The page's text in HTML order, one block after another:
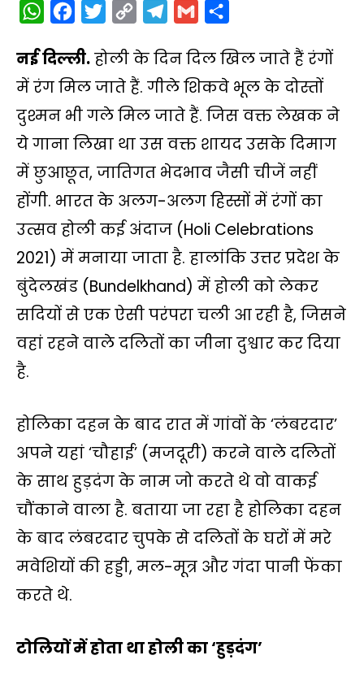
W
a
t
s
p
c
e
b
o
k
i
t
t
p
y
L
k
l
e
g
m
a
i
l
a
r
e
नई दिल्ली.होली के दिन दिल खिल जाते हैं रंगों
में रंग मिल जाते हैं. गीले शिकवे भूल के दोस्तों
दुश्मन भी गले मिल जाते हैं. जिस वक्त लेखक ने
ये गाना लिखा था उस वक्त शायद उसके दिमाग
में छुआछूत, जातिगत भेदभाव जैसी चीजें नहीं
होंगी. भारत के अलग-अलग हिस्सों में रंगों का
उत्सव होली कई अंदाज (Holi Celebrations
2021) में मनाया जाता है. हालांकि उत्तर प्रदेश के
बुंदेलखंड (Bundelkhand) में होली को लेकर
सदियों से एक ऐसी परंपरा चली आ रही है, जिसने
वहां रहने वाले दलितों का जीना दुश्वार कर दिया
है.
होलिका दहन के बाद रात में गांवों के ‘लंबरदार’
अपने यहां ‘चौहाई’ (मजदूरी) करने वाले दलितों
के साथ हुड़दंग के नाम जो करते थे वो वाकई
चौंकाने वाला है. बताया जा रहा है होलिका दहन
के बाद लंबरदार चुपके से दलितों के घरों में मरे
मवेशियों की हड्डी, मल-मूत्र और गंदा पानी फेंका
करते थे.
टोलियों में होता था होली का ‘हुड़दंग’